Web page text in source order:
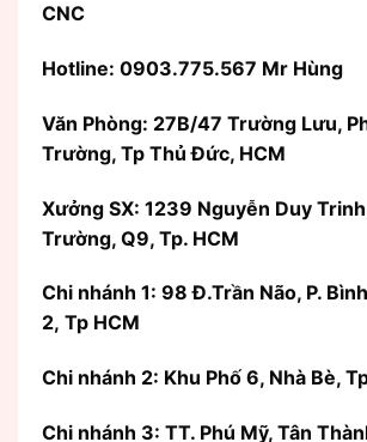
CNC
Hotline: 0903.775.567 Mr Hùng
Văn Phòng: 27B/47 Trường Lưu,
Trường, Tp Thủ Đức, HCM
Xưởng SX: 1239 Nguyễn Duy
Trường, Q9, Tp. HCM
Chi nhánh 1: 98 Đ.Trần Não, P.
2, Tp HCM
Chi nhánh 2: Khu Phố 6, Nhà Bè,
Chi nhánh 3: TT. Phú Mỹ, Tân